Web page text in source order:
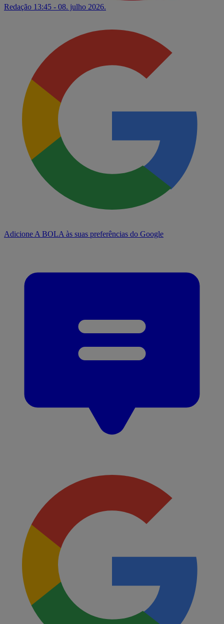
Redação 13:45 - 08. julho 2026.
Adicione A BOLA às suas preferências do Google